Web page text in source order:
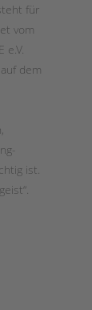
für
vom
e.V.
dem
ist.